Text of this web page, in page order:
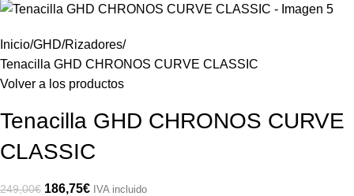
Inicio GHD Rizadores
Tenacilla GHD CHRONOS CURVE CLASSIC
Volver a los productos
Tenacilla GHD CHRONOS CURVE
CLASSIC
249,00€ 186,75€ IVA incluido